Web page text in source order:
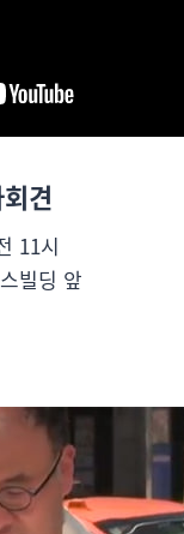
견
11시
빌딩 앞